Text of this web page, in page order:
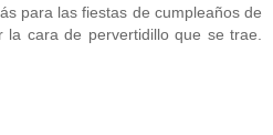
para las fiestas de cumpleaños de
cara de pervertidillo que se trae.